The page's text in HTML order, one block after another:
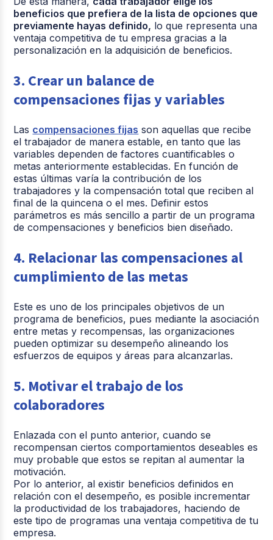
beneficios que prefiera de la lista de opciones que
previamente hayas definido, lo que representa una
ventaja competitiva de tu empresa gracias a la
personalización en la adquisición de beneficios.
3. Crear un balance de
compensaciones fijas y variables
Las compensaciones fijas son aquellas que recibe
el trabajador de manera estable, en tanto que las
variables dependen de factores cuantificables o
metas anteriormente establecidas. En función de
estas últimas varía la contribución de los
trabajadores y la compensación total que reciben al
final de la quincena o el mes. Definir estos
parámetros es más sencillo a partir de un programa
de compensaciones y beneficios bien diseñado.
4. Relacionar las compensaciones al
cumplimiento de las metas
Este es uno de los principales objetivos de un
programa de beneficios, pues mediante la asociación
entre metas y recompensas, las organizaciones
pueden optimizar su desempeño alineando los
esfuerzos de equipos y áreas para alcanzarlas.
5. Motivar el trabajo de los
colaboradores
Enlazada con el punto anterior, cuando se
recompensan ciertos comportamientos deseables es
muy probable que estos se repitan al aumentar la
motivación.
Por lo anterior, al existir beneficios definidos en
relación con el desempeño, es posible incrementar
la productividad de los trabajadores, haciendo de
este tipo de programas una ventaja competitiva de tu
empresa.